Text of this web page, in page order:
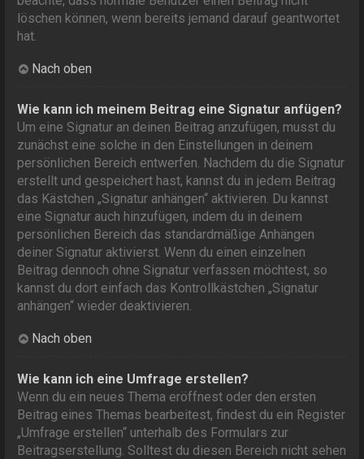
löschen können, wenn bereits jemand darauf geantwortet
hat.
Nach oben
Wie kann ich meinem Beitrag eine Signatur anfügen?
Um eine Signatur an deinen Beitrag anzufügen, musst du
zunächst eine solche in den Einstellungen in deinem
persönlichen Bereich entwerfen. Nachdem du die Signatur
erstellt und gespeichert hast, kannst du in jedem Beitrag
das Kästchen „Signatur anhängen“ aktivieren. Du kannst
eine Signatur auch hinzufügen, indem du in deinem
persönlichen Bereich das standardmäßige Anhängen
deiner Signatur aktivierst. Wenn du einen einzelnen
Beitrag dennoch ohne Signatur verfassen möchtest, so
kannst du dort einfach das Kontrollkästchen „Signatur
anhängen“ wieder deaktivieren.
Nach oben
Wie kann ich eine Umfrage erstellen?
Wenn du ein neues Thema eröffnest oder den ersten
Beitrag eines Themas bearbeitest, findest du ein Register
„Umfrage erstellen“ unterhalb des Formulars zur
Beitragserstellung. Solltest du diesen Bereich nicht sehen